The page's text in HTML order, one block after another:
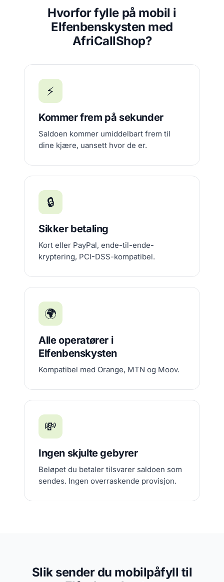
Hvorfor fylle på mobil i
Elfenbenskysten med
AfriCallShop?
⚡
Kommer frem på sekunder
Saldoen kommer umiddelbart frem til
dine kjære, uansett hvor de er.
🔒
Sikker betaling
Kort eller PayPal, ende-til-ende-
kryptering, PCI-DSS-kompatibel.
🌍
Alle operatører i
Elfenbenskysten
Kompatibel med Orange, MTN og Moov.
💸
Ingen skjulte gebyrer
Beløpet du betaler tilsvarer saldoen som
sendes. Ingen overraskende provisjon.
Slik sender du mobilpåfyll til